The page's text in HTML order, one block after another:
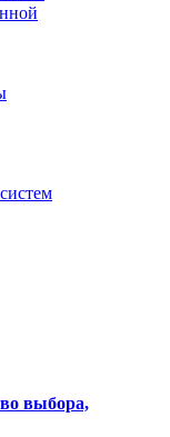
выбора,